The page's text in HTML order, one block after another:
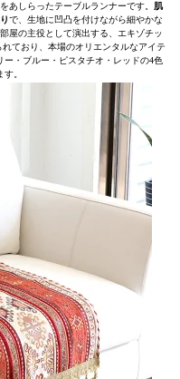
あしらったテーブルランナーです。
肌
で、生地に凹凸を付けながら細やかな
屋の主役として演出する、エキゾチッ
ており、本場のオリエンタルなアイテ
・ブルー・ピスタチオ・レッドの4色
。